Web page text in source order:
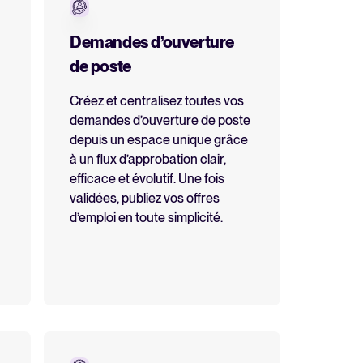
Demandes d’ouverture
de poste
Créez et centralisez toutes vos
demandes d’ouverture de poste
depuis un espace unique grâce
à un flux d’approbation clair,
efficace et évolutif. Une fois
validées, publiez vos offres
d’emploi en toute simplicité.